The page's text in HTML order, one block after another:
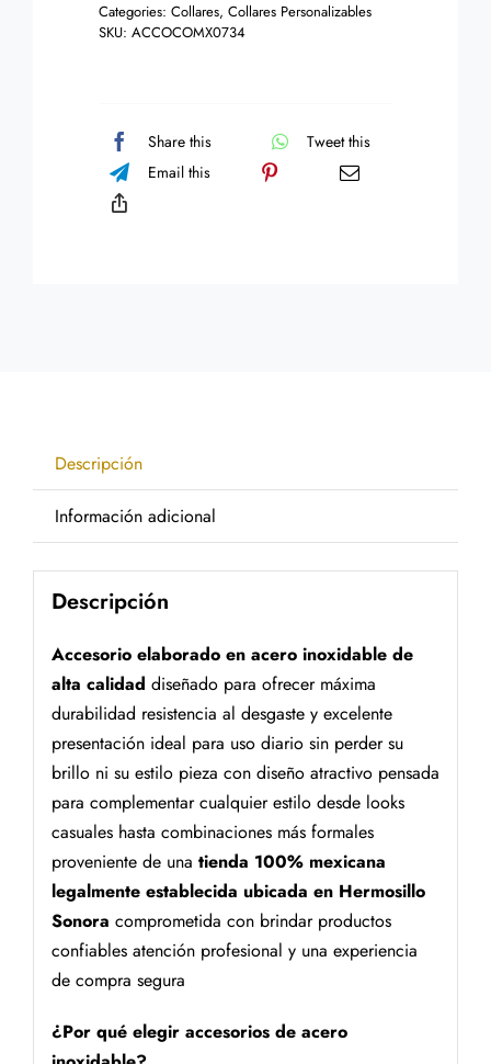
Dorada
Categories: Collares, Collares Personalizables
SKU: ACCOCOMX0734
Share this
Tweet this
Email this
Descripción
Información adicional
Descripción
Accesorio elaborado en acero inoxidable de
alta calidad diseñado para ofrecer máxima
durabilidad resistencia al desgaste y excelente
presentación ideal para uso diario sin perder su
brillo ni su estilo pieza con diseño atractivo pensada
para complementar cualquier estilo desde looks
casuales hasta combinaciones más formales
proveniente de una tienda 100% mexicana
legalmente establecida ubicada en Hermosillo
Sonora comprometida con brindar productos
confiables atención profesional y una experiencia
de compra segura
¿Por qué elegir accesorios de acero